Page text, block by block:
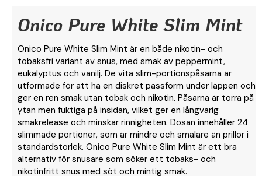
Onico Pure White Slim Mint
Onico Pure White Slim Mint är en både nikotin- och
tobaksfri variant av snus, med smak av peppermint,
eukalyptus och vanilj. De vita slim-portionspåsarna är
utformade för att ha en diskret passform under läppen och
ger en ren smak utan tobak och nikotin. Påsarna är torra på
ytan men fuktiga på insidan, vilket ger en långvarig
smakrelease och minskar rinnigheten. Dosan innehåller 24
slimmade portioner, som är mindre och smalare än prillor i
standardstorlek. Onico Pure White Slim Mint är ett bra
alternativ för snusare som söker ett tobaks- och
nikotinfritt snus med söt och mintig smak.